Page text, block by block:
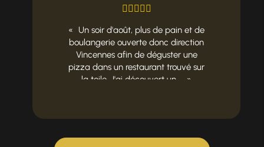
Un soir d'août, plus de pain et de
boulangerie ouverte donc direction
Vincennes afin de déguster une
pizza dans un restaurant trouvé sur
la toile. J'ai découvert un ...